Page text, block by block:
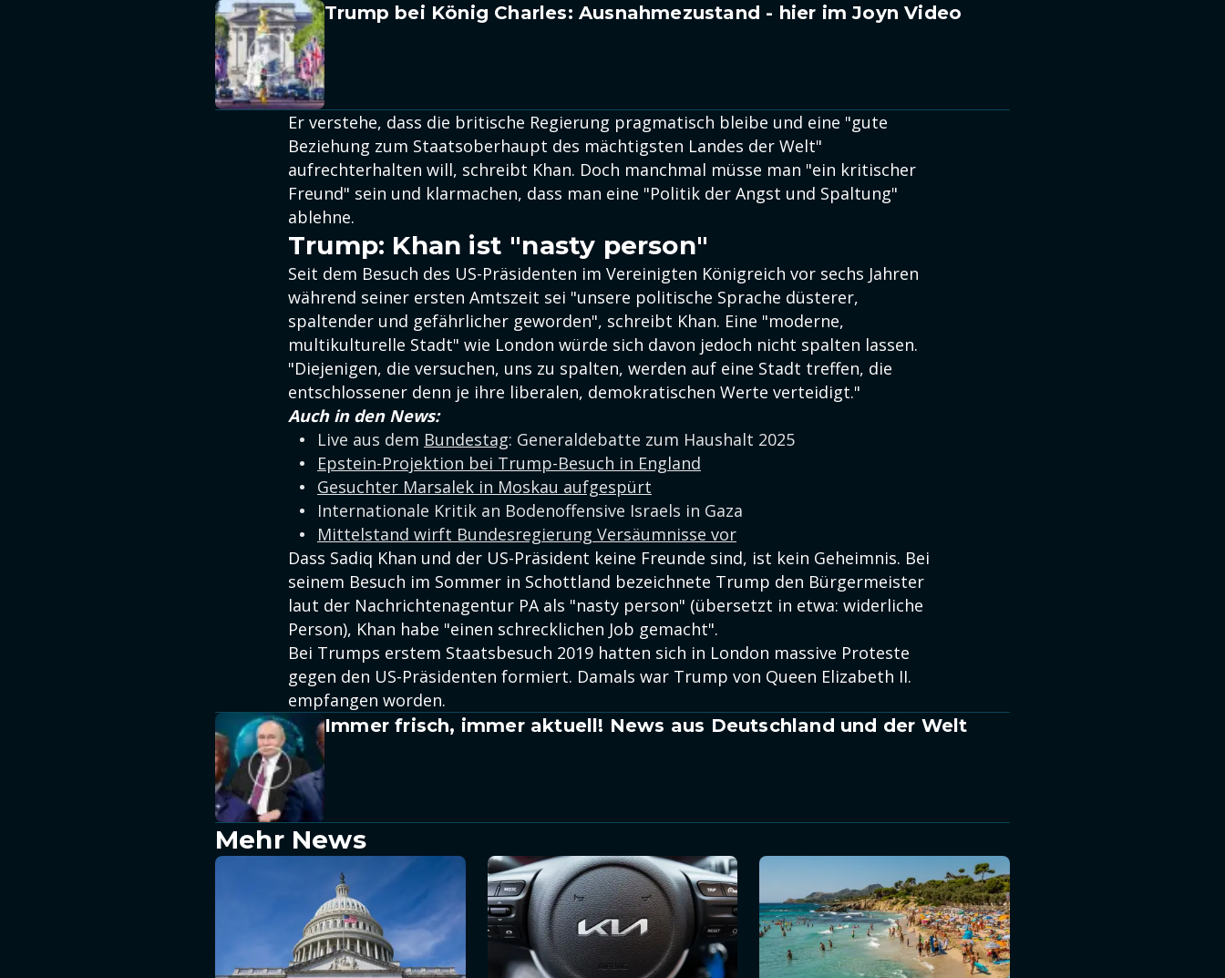
Trump bei König Charles: Ausnahmezustand - hier im Joyn Video
Er verstehe, dass die britische Regierung pragmatisch bleibe und eine "gute
Beziehung zum Staatsoberhaupt des mächtigsten Landes der Welt"
aufrechterhalten will, schreibt Khan. Doch manchmal müsse man "ein kritischer
Freund" sein und klarmachen, dass man eine "Politik der Angst und Spaltung"
ablehne.
Trump: Khan ist "nasty person"
Seit dem Besuch des US-Präsidenten im Vereinigten Königreich vor sechs Jahren
während seiner ersten Amtszeit sei "unsere politische Sprache düsterer,
spaltender und gefährlicher geworden", schreibt Khan. Eine "moderne,
multikulturelle Stadt" wie London würde sich davon jedoch nicht spalten lassen.
"Diejenigen, die versuchen, uns zu spalten, werden auf eine Stadt treffen, die
entschlossener denn je ihre liberalen, demokratischen Werte verteidigt."
Auch in den News:
Live aus dem Bundestag: Generaldebatte zum Haushalt 2025
Epstein-Projektion bei Trump-Besuch in England
Gesuchter Marsalek in Moskau aufgespürt
Internationale Kritik an Bodenoffensive Israels in Gaza
Mittelstand wirft Bundesregierung Versäumnisse vor
Dass Sadiq Khan und der US-Präsident keine Freunde sind, ist kein Geheimnis. Bei
seinem Besuch im Sommer in Schottland bezeichnete Trump den Bürgermeister
laut der Nachrichtenagentur PA als "nasty person" (übersetzt in etwa: widerliche
Person), Khan habe "einen schrecklichen Job gemacht".
Bei Trumps erstem Staatsbesuch 2019 hatten sich in London massive Proteste
gegen den US-Präsidenten formiert. Damals war Trump von Queen Elizabeth II.
empfangen worden.
Immer frisch, immer aktuell! News aus Deutschland und der Welt
Mehr News